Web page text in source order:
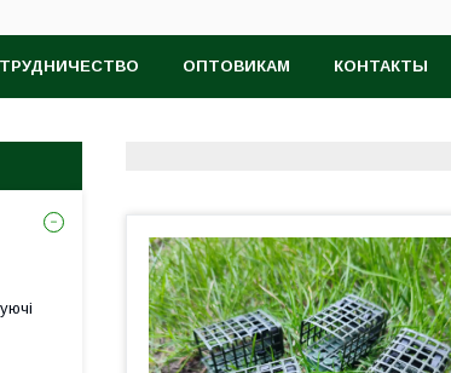
ОПТОВИКАМ КОНТАКТЫ